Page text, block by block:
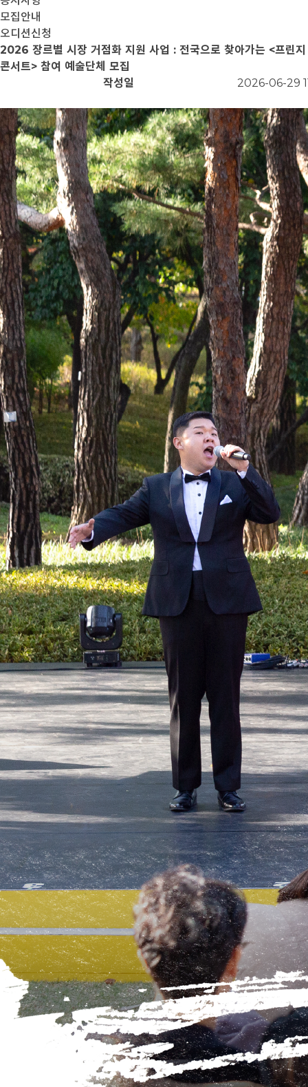
모집안내
오디션신청
2026 장르별 시장 거점화 지원 사업 : 전국으로 찾아가는 <프린지
콘서트> 참여 예술단체 모집
작성일
2026-06-29